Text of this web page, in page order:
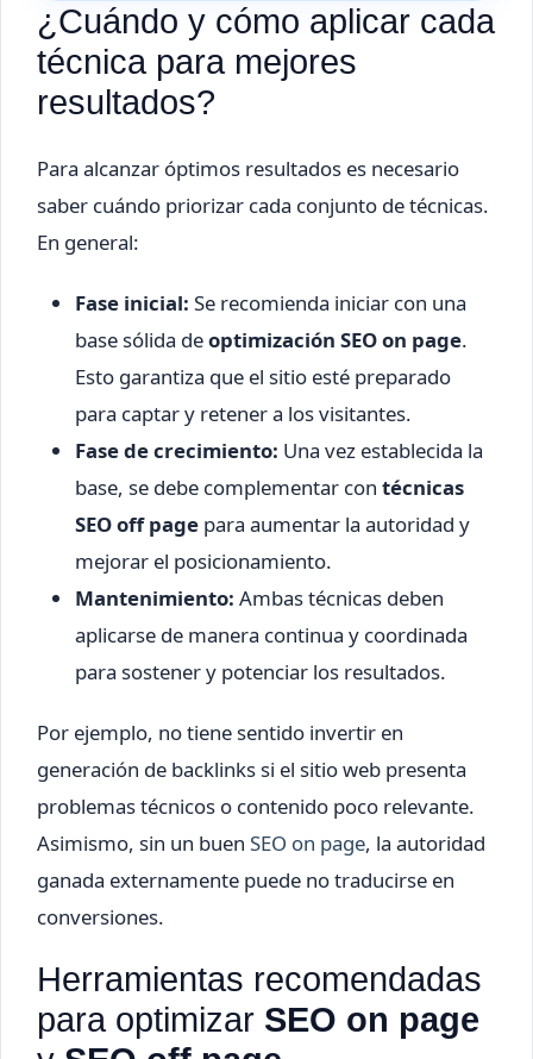
¿Cuándo y cómo aplicar cada
técnica para mejores
resultados?
Para alcanzar óptimos resultados es necesario
saber cuándo priorizar cada conjunto de técnicas.
En general:
Fase inicial: Se recomienda iniciar con una
base sólida deoptimización SEO on page.
Esto garantiza que el sitio esté preparado
para captar y retener a los visitantes.
Fase de crecimiento: Una vez establecida la
base, se debe complementar con técnicas
SEO off page para aumentar la autoridad y
mejorar el posicionamiento.
Mantenimiento: Ambas técnicas deben
aplicarse de manera continua y coordinada
para sostener y potenciar los resultados.
Por ejemplo, no tiene sentido invertir en
generación de backlinks si el sitio web presenta
problemas técnicos o contenido poco relevante.
Asimismo, sin un buen SEO on page, la autoridad
ganada externamente puede no traducirse en
conversiones.
Herramientas recomendadas
para optimizar SEO on page